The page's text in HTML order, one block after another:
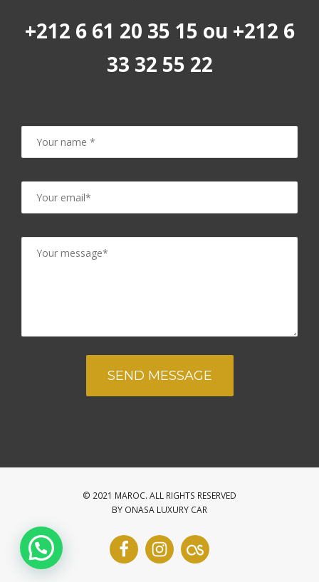
+212 6 61 20 35 15 ou +212 6
33 32 55 22
© 2021 MAROC. ALL RIGHTS RESERVED
BY ONASA LUXURY CAR